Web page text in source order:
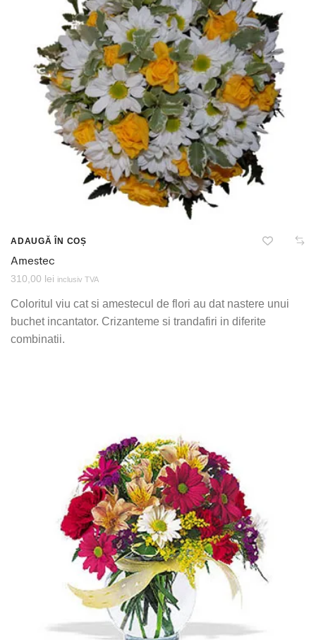
ADAUGĂ ÎN COȘ
Amestec
310,00 lei inclusiv TVA
Coloritul viu cat si amestecul de flori au dat nastere unui
buchet incantator. Crizanteme si trandafiri in diferite
combinatii.